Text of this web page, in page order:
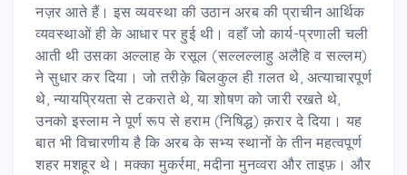
नज़र आते हैं। इस व्यवस्था की उठान अरब की प्राचीन आर्थिक
व्यवस्थाओं ही के आधार पर हुई थी। वहाँ जो कार्य-प्रणाली चली
आती थी उसका अल्लाह के रसूल (सल्लल्लाहु अलैहि व सल्लम)
ने सुधार कर दिया। जो तरीक़े बिलकुल ही ग़लत थे, अत्याचारपूर्ण
थे, न्यायप्रियता से टकराते थे, या शोषण को जारी रखते थे,
उनको इस्लाम ने पूर्ण रूप से हराम (निषिद्ध) क़रार दे दिया। यह
बात भी विचारणीय है कि अरब के सभ्य स्थानों के तीन महत्वपूर्ण
शहर मशहूर थे। मक्का मुकर्रमा, मदीना मुनव्वरा और ताइफ़। और